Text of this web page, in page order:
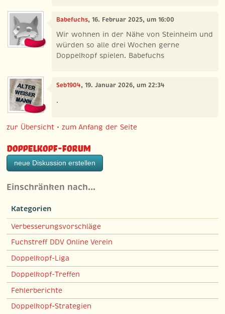
Babefuchs, 16. Februar 2025, um 16:00
Wir wohnen in der Nähe von Steinheim und
würden so alle drei Wochen gerne
Doppelkopf spielen. Babefuchs
Seb1904, 19. Januar 2026, um 22:34
.
zur Übersicht •zum Anfang der Seite
Doppelkopf-Forum
neue Diskussion erstellen
Einschränken nach…
Kategorien
Verbesserungsvorschläge
Fuchstreff DDV Online Verein
Doppelkopf-Liga
Doppelkopf-Treffen
Fehlerberichte
Doppelkopf-Strategien